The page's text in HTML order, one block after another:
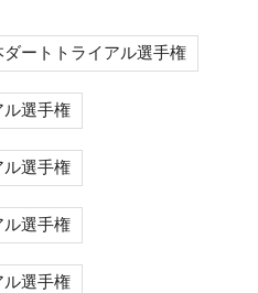
ダートトライアル選手権
ル選手権
ル選手権
ル選手権
ル選手権